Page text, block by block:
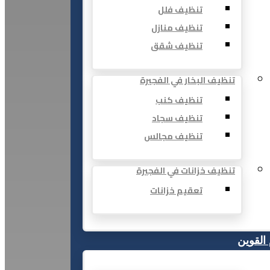
تنظيف فلل
تنظيف منازل
تنظيف شقق
تنظيف البخار في الفجيرة
تنظيف كنب
تنظيف سجاد
تنظيف مجالس
تنظيف خزانات في الفجيرة
تعقيم خزانات
القوين